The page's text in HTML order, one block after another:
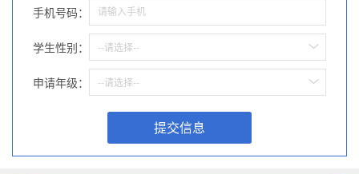
手机号码：
学生性别： --请选择--
申请年级： --请选择--
提交信息